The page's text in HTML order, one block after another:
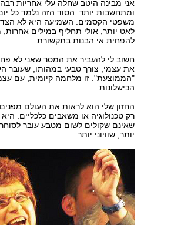
אני מבינה היטב שחלה עלי אחריות
ומתחשבות יותר. הסוד הזה נלמד כל
משפטי הקסמים: השמיעה היא לא הצד
לאט יותר, אולי תחליף במילים אחרות,
להפחית אי הבנות בתקשורת.
חשוב לי להעביר את המסר שאני לא
את עצמי, צורך טבעי במהותו, שעובר
"הממוצעת". זו מלחמה קיומית, עם
הכישלונות.
החזון שלי הוא לראות את העולם
רק טכנולוגיה או משאבים כלכליים.
שאינם שקולים לשום מטבע עובר
יותר, שוויוני יותר.